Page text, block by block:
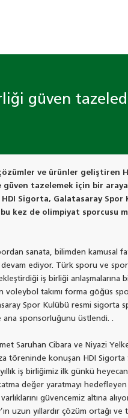
güven
ve ürünler geliştiren
güven tazelemek için bir
Sigorta, Galatasaray Spor
kez de olimpiyat sporcusu
sanata, bilimden kamusal
ediyor. Türk sporu ve
iş birliği anlaşmalarına
voleybol takımı forma göğüs
Spor Kulübü resmi sigorta
ana sponsorluğunu üstlendi. .
Saruhan Cibara ve Niyazi
töreninde konuşan HDI Sigorta
iş birliğimiz ilk günkü
değer yaratmayı
güvencemiz altına
uzun yıllardır çözüm ortağı